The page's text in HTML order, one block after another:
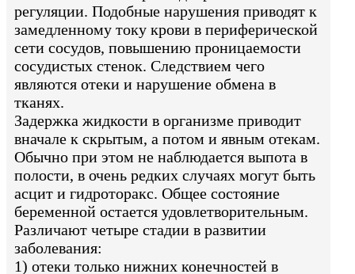
регуляции. Подобные нарушения приводят к
замедленному току крови в периферической
сети сосудов, повышению проницаемости
сосудистых стенок. Следствием чего
являются отеки и нарушение обмена в
тканях.
Задержка жидкости в организме приводит
вначале к скрытым, а потом и явным отекам.
Обычно при этом не наблюдается выпота в
полости, в очень редких случаях могут быть
асцит и гидроторакс. Общее состояние
беременной остается удовлетворительным.
Различают четыре стадии в развитии
заболевания:
1) отеки только нижних конечностей в